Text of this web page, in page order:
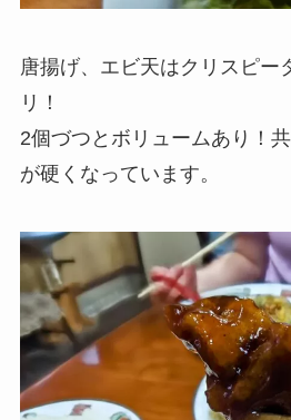
唐揚げ、エビ天はクリスピー
リ！
2個づつとボリュームあり！
が硬くなっています。